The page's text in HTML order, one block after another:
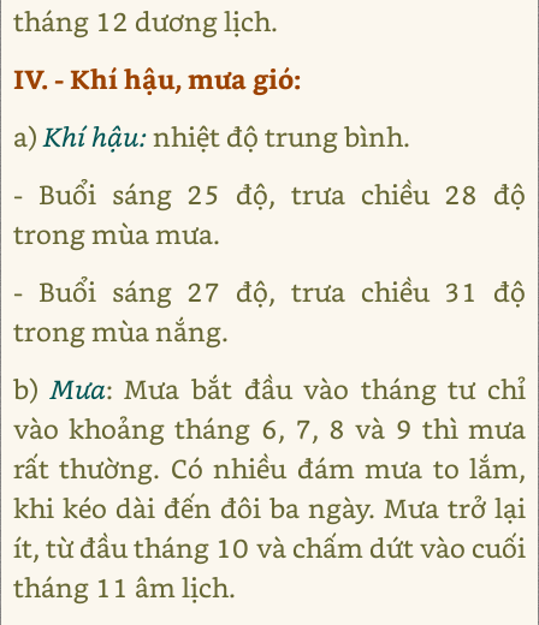
tháng 12 dương lịch.
IV. - Khí hậu, mưa gió:
a) Khí hậu:nhiệt độ trung bình.
- Buổi sáng 25 độ, trưa chiều 28 độ
trong mùa mưa.
- Buổi sáng 27 độ, trưa chiều 31 độ
trong mùa nắng.
b) Mưa: Mưa bắt đầu vào tháng tư chỉ
vào khoảng tháng 6, 7, 8 và 9 thì mưa
rất thường. Có nhiều đám mưa to lắm,
khi kéo dài đến đôi ba ngày. Mưa trở lại
ít, từ đầu tháng 10 và chấm dứt vào cuối
tháng 11 âm lịch.